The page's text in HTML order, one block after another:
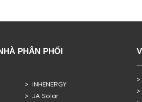
PHÂN PHỐI
> INHENERGY
> JA Solar
>